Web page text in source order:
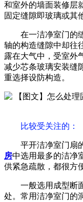
和室外的墙面装修层
固定缝隙即玻璃或其
在一洁净室门的
轴的构造缝隙中却往
露在大气中，受室外
减少芯条玻璃安装缝
重选择设防构造。
比较受关注的 ：
平开洁净室门扇
房中选用最多的洁净
供紧急疏散，都很方
一般选用成型断
处。常用洁净室门的